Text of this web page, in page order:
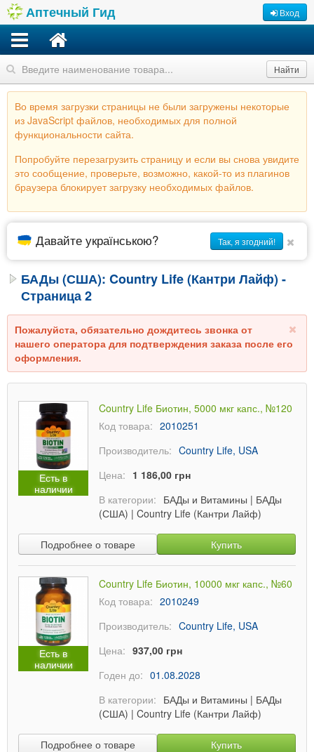
Аптечный Гид Вход
Найти
Во время загрузки страницы не были загружены некоторые
из JavaScript файлов, необходимых для полной
функциональности сайта.
Попробуйте перезагрузить страницу и если вы снова увидите
это сообщение, проверьте, возможно, какой-то из плагинов
браузера блокирует загрузку необходимых файлов.
Давайте українською? Так, я згодний!
БАДы (США): Country Life (Кантри Лайф) -
Страница 2
Пожалуйста, обязательно дождитесь звонка от
нашего оператора для подтверждения заказа после его
оформления.
Есть в
наличии
Country Life Биотин, 5000 мкг капс., №120
Код товара: 2010251
Производитель: Country Life, USA
Цена: 1 186,00 грн
В категории: БАДы и Витамины | БАДы
(США) | Country Life (Кантри Лайф)
Подробнее о товаре Купить
Есть в
наличии
Country Life Биотин, 10000 мкг капс., №60
Код товара: 2010249
Производитель: Country Life, USA
Цена: 937,00 грн
Годен до: 01.08.2028
В категории: БАДы и Витамины | БАДы
(США) | Country Life (Кантри Лайф)
Подробнее о товаре Купить